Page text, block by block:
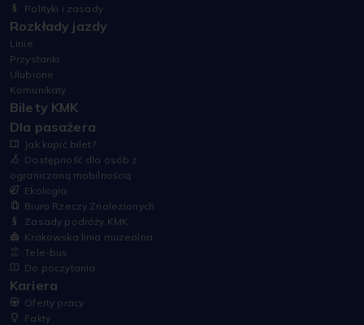
Polityki i zasady
Rozkłady jazdy
Linie
Przystanki
Ulubione
Komunikaty
Bilety KMK
Dla pasażera
Jak kupić bilet?
Dostępność dla osób z
ograniczoną mobilnością
Ekologia
Biuro Rzeczy Znalezionych
Zasady podróży KMK
Krakowska linia muzealna
Tele-bus
Do poczytania
Kariera
Oferty pracy
Fakty